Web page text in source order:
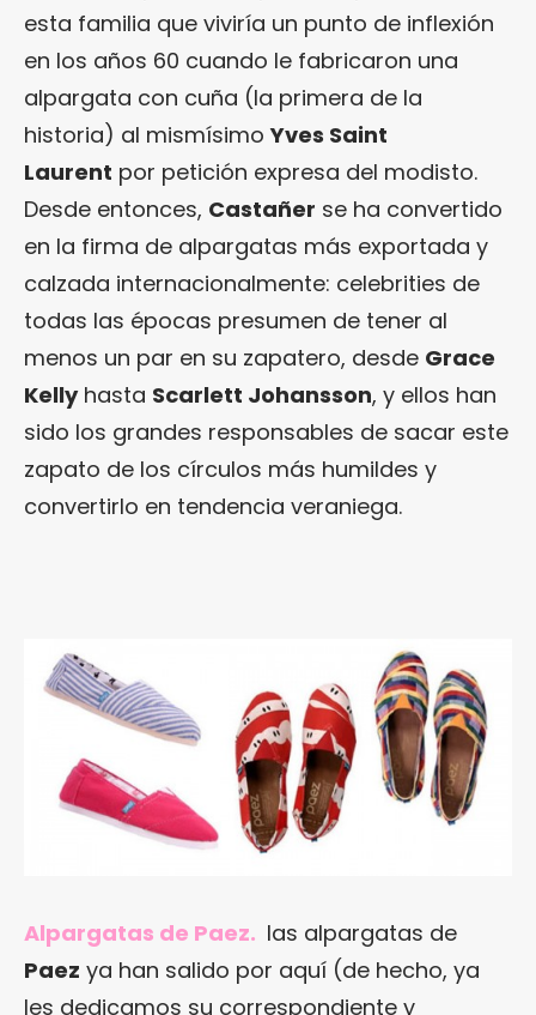
esta familia que viviría un punto de inflexión
en los años 60 cuando le fabricaron una
alpargata con cuña (la primera de la
historia) al mismísimoYves Saint
Laurent por petición expresa del modisto.
Desde entonces, Castañer se ha convertido
en la firma de alpargatas más exportada y
calzada internacionalmente: celebrities de
todas las épocas presumen de tener al
menos un par en su zapatero, desde Grace
Kellyhasta Scarlett Johansson, y ellos han
sido los grandes responsables de sacar este
zapato de los círculos más humildes y
convertirlo en tendencia veraniega.
Alpargatas de Paez. las alpargatas de
Paez ya han salido por aquí (de hecho, ya
les dedicamos su correspondiente y